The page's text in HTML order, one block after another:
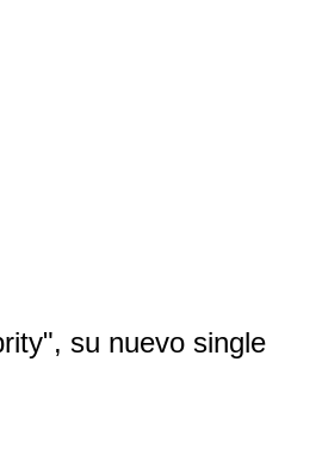
su nuevo single